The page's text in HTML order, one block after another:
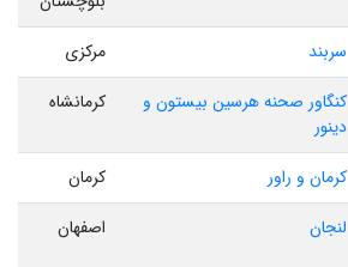
سربند
مرکزی
کنگاور صحنه هرسین بیستون و
دینور
کرمانشاه
کرمان و راور
کرمان
لنجان اصفهان